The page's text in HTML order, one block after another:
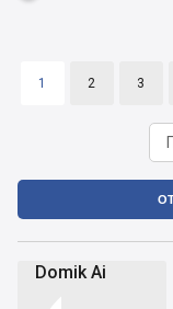
1 2 3
Domik Ai